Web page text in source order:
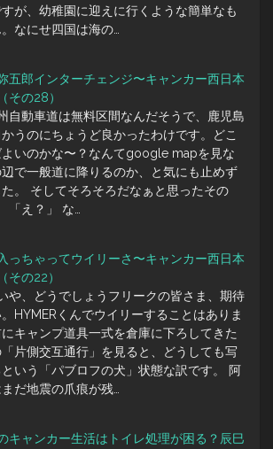
が、幼稚園に迎えに行くような簡単なも
なにせ四国は海の…
五郎インターチェンジ〜キャンカー西日本
その28）
自動車道は無料区間なんだそうで、鹿児島
うのにちょうど良かったわけです。どこ
よいのかな〜？なんてgoogle mapを見な
で一般道に降りるのか、と気にも止めず
。 そしてそろそろだなぁと思ったその
「え？」 な…
っちゃってウイリーさ〜キャンカー西日本
その22）
や、どうでしょうフリークの皆さま、期待
HYMERくんでウイリーすることはありま
キャンプ道具一式を倉庫に下ろしてきた
片側交互通行」を見ると、どうしても写
いう「パブロフの犬」状態な訳です。 阿
だ地震の爪痕が残…
キャンカー生活はトイレ処理が困る？辰巳